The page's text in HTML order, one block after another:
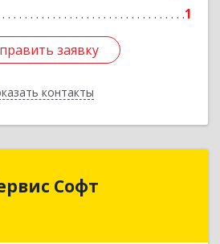
1
заявку
контакты
заявку
Назад
Софт
Сервис Софт
край, Курганинск г,